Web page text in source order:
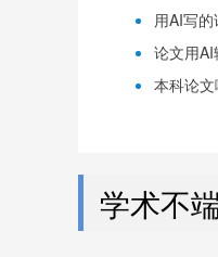
用AI写
论文用
本科论
学术不